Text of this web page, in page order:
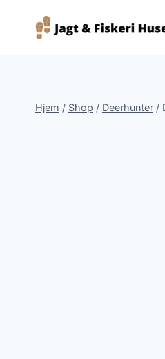
Hjem / Shop / Deerhunter /